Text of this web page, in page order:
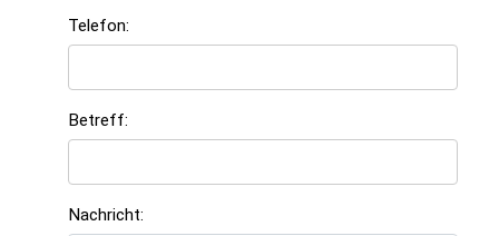
Telefon:
Betreff:
Nachricht: